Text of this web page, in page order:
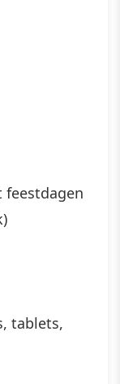
feestdagen
tablets,